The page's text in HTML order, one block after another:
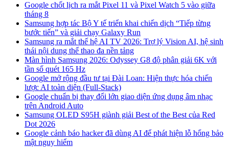
Google chốt lịch ra mắt Pixel 11 và Pixel Watch 5 vào giữa
tháng 8
Samsung hợp tác Bộ Y tế triển khai chiến dịch “Tiếp từng
bước tiến” và giải chạy Galaxy Run
Samsung ra mắt thế hệ AI TV 2026: Trợ lý Vision AI, hệ sinh
thái nội dung thể thao đa nền tảng
Màn hình Samsung 2026: Odyssey G8 độ phân giải 6K với
tần số quét 165 Hz
Google mở rộng đầu tư tại Đài Loan: Hiện thực hóa chiến
lược AI toàn diện (Full-Stack)
Google chuẩn bị thay đổi lớn giao diện ứng dụng âm nhạc
trên Android Auto
Samsung OLED S95H giành giải Best of the Best của Red
Dot 2026
Google cảnh báo hacker đã dùng AI để phát hiện lỗ hổng bảo
mật nguy hiểm